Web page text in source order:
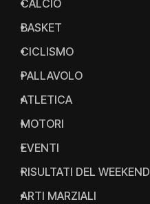
CALCIO
BASKET
CICLISMO
PALLAVOLO
ATLETICA
MOTORI
EVENTI
RISULTATI DEL WEEKEND
ARTI MARZIALI